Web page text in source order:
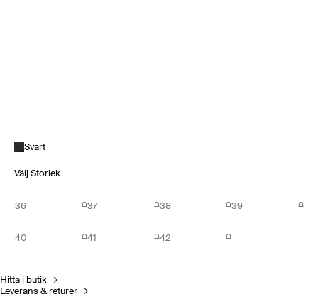
Svart
Välj Storlek
36 37 38 39
40 41 42
Hitta i butik
Leverans & returer